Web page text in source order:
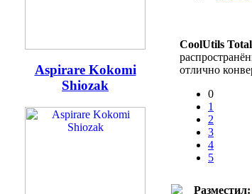
Aspirare Kokomi
Shiozak
CoolUtils
отлично
0
1
2
3
4
5
Разместил: